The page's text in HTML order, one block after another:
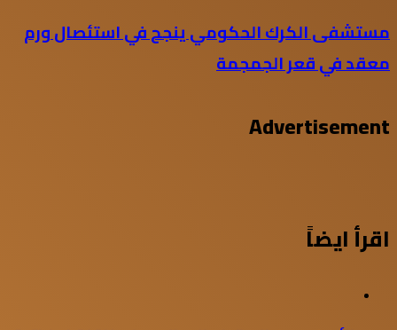
مستشفى الكرك الحكومي ينجح في استئصال ورم
معقد في قعر الجمجمة
Advertisement
اقرأ ايضاً